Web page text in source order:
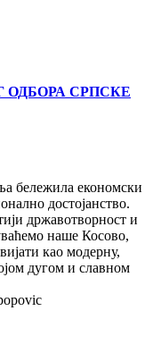
СРПСКЕ
бележила економски
достојанство.
државотворност и
наше Косово,
као модерну,
дугом и славном